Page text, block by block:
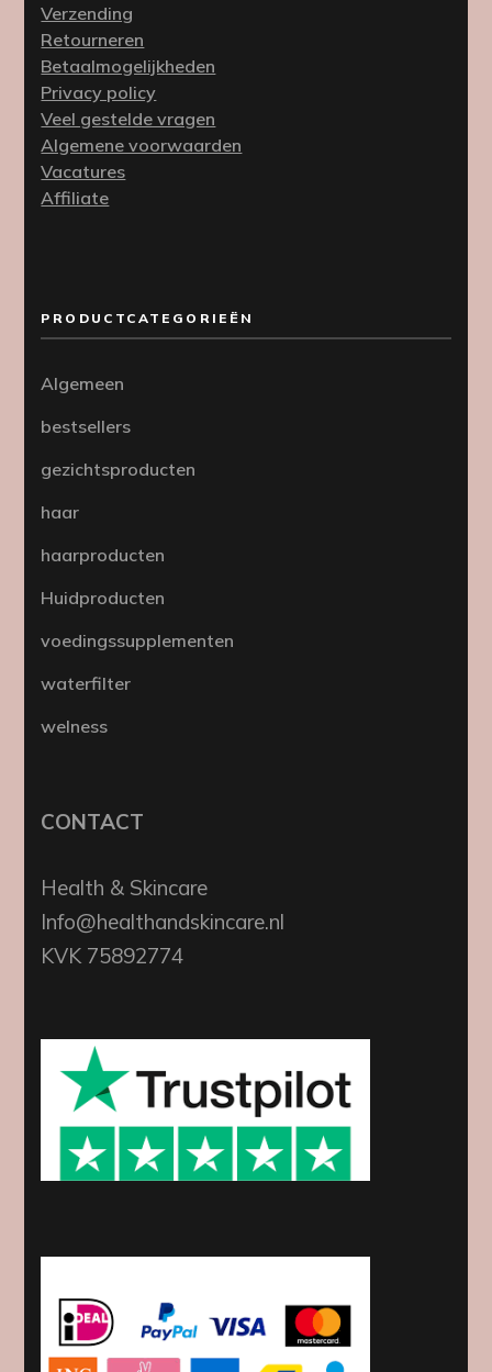
Verzending
Retourneren
Betaalmogelijkheden
Privacy policy
Veel gestelde vragen
Algemene voorwaarden
Vacatures
Affiliate
PRODUCTCATEGORIEËN
Algemeen
bestsellers
gezichtsproducten
haar
haarproducten
Huidproducten
voedingssupplementen
waterfilter
welness
CONTACT
Health & Skincare
Info@healthandskincare.nl
KVK 75892774